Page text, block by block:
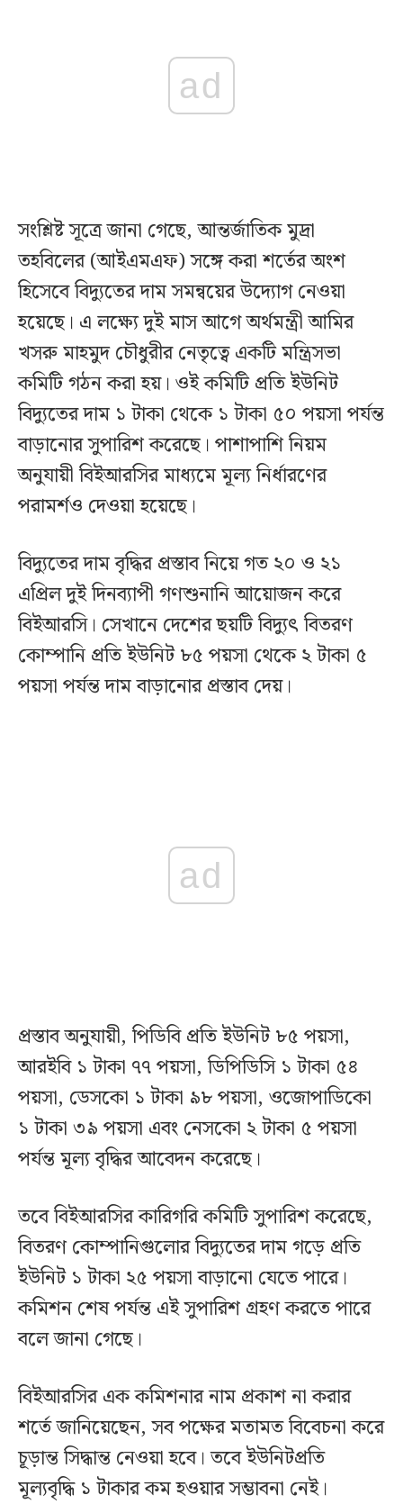
ad
সংশ্লিষ্ট সূত্রে জানা গেছে, আন্তর্জাতিক মুদ্রা
তহবিলের (আইএমএফ) সঙ্গে করা শর্তের অংশ
হিসেবে বিদ্যুতের দাম সমন্বয়ের উদ্যোগ নেওয়া
হয়েছে। এ লক্ষ্যে দুই মাস আগে অর্থমন্ত্রী আমির
খসরু মাহমুদ চৌধুরীর নেতৃত্বে একটি মন্ত্রিসভা
কমিটি গঠন করা হয়। ওই কমিটি প্রতি ইউনিট
বিদ্যুতের দাম ১ টাকা থেকে ১ টাকা ৫০ পয়সা পর্যন্ত
বাড়ানোর সুপারিশ করেছে। পাশাপাশি নিয়ম
অনুযায়ী বিইআরসির মাধ্যমে মূল্য নির্ধারণের
পরামর্শও দেওয়া হয়েছে।
বিদ্যুতের দাম বৃদ্ধির প্রস্তাব নিয়ে গত ২০ ও ২১
এপ্রিল দুই দিনব্যাপী গণশুনানি আয়োজন করে
বিইআরসি। সেখানে দেশের ছয়টি বিদ্যুৎ বিতরণ
কোম্পানি প্রতি ইউনিট ৮৫ পয়সা থেকে ২ টাকা ৫
পয়সা পর্যন্ত দাম বাড়ানোর প্রস্তাব দেয়।
ad
প্রস্তাব অনুযায়ী, পিডিবি প্রতি ইউনিট ৮৫ পয়সা,
আরইবি ১ টাকা ৭৭ পয়সা, ডিপিডিসি ১ টাকা ৫৪
পয়সা, ডেসকো ১ টাকা ৯৮ পয়সা, ওজোপাডিকো
১ টাকা ৩৯ পয়সা এবং নেসকো ২ টাকা ৫ পয়সা
পর্যন্ত মূল্য বৃদ্ধির আবেদন করেছে।
তবে বিইআরসির কারিগরি কমিটি সুপারিশ করেছে,
বিতরণ কোম্পানিগুলোর বিদ্যুতের দাম গড়ে প্রতি
ইউনিট ১ টাকা ২৫ পয়সা বাড়ানো যেতে পারে।
কমিশন শেষ পর্যন্ত এই সুপারিশ গ্রহণ করতে পারে
বলে জানা গেছে।
বিইআরসির এক কমিশনার নাম প্রকাশ না করার
শর্তে জানিয়েছেন, সব পক্ষের মতামত বিবেচনা করে
চূড়ান্ত সিদ্ধান্ত নেওয়া হবে। তবে ইউনিটপ্রতি
মূল্যবৃদ্ধি ১ টাকার কম হওয়ার সম্ভাবনা নেই।